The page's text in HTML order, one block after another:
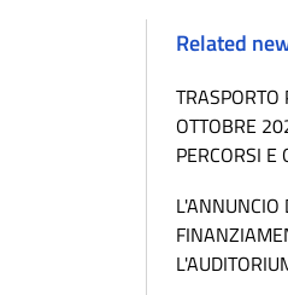
Related
TRASPORTO
OTTOBRE
PERCORSI E
L'ANNUNCIO